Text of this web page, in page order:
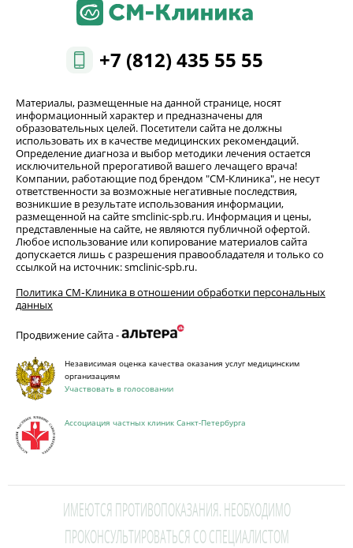
+7 (812) 435 55 55
Материалы, размещенные на данной странице, носят
информационный характер и предназначены для
образовательных целей. Посетители сайта не должны
использовать их в качестве медицинских рекомендаций.
Определение диагноза и выбор методики лечения остается
исключительной прерогативой вашего лечащего врача!
Компании, работающие под брендом "СМ-Клиника", не несут
ответственности за возможные негативные последствия,
возникшие в результате использования информации,
размещенной на сайте smclinic-spb.ru. Информация и цены,
представленные на сайте, не являются публичной офертой.
Любое использование или копирование материалов сайта
допускается лишь с разрешения правообладателя и только со
ссылкой на источник: smclinic-spb.ru.
Политика СМ‑Клиника в отношении обработки персональных
данных
Продвижение сайта -
Независимая оценка качества оказания услуг медицинским
организациям
Участвовать в голосовании
Ассоциация частных клиник Санкт-Петербурга
ИМЕЮТСЯ ПРОТИВОПОКАЗАНИЯ. НЕОБХОДИМО
ПРОКОНСУЛЬТИРОВАТЬСЯ СО СПЕЦИАЛИСТОМ